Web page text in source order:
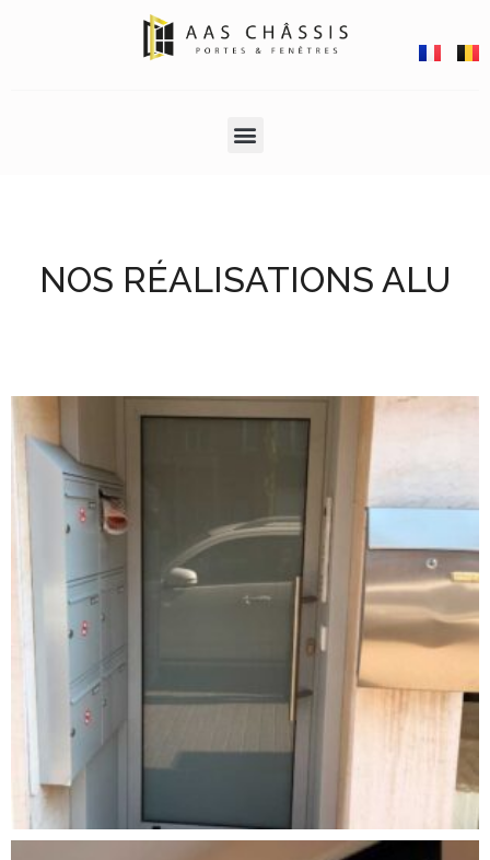
NOS RÉALISATIONS ALU